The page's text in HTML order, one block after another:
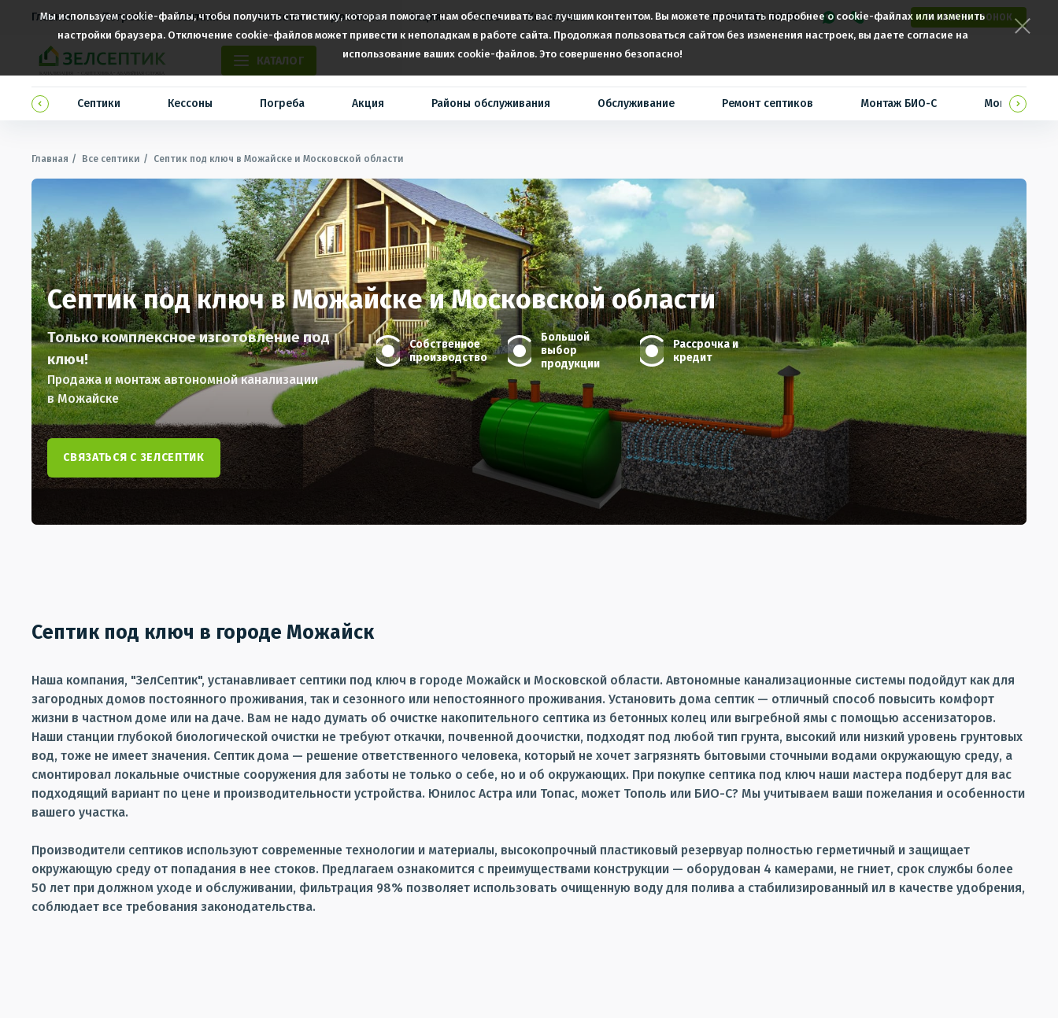
Главная Погреба Септики Кессоны Доставка Акция О нас Контакты +7 499 964 69 68 ЗАКАЗАТЬ ЗВОНОК
КАТАЛОГ
Септики Кессоны Погреба Акция Районы обслуживания Обслуживание Ремонт септиков Монтаж БИО-С Монтаж
Главная Все септики Септик под ключ в Можайске и Московской области
Септик под ключ в Можайске и Московской области
Только комплексное изготовление под
ключ!
Продажа и монтаж автономной канализации
в Можайске
Собственное
производство
Большой
выбор
продукции
Рассрочка и
кредит
СВЯЗАТЬСЯ С ЗЕЛСЕПТИК
Септик под ключ в городе Можайск
Наша компания, "ЗелСептик", устанавливает септики под ключ в городе Можайск и Московской области. Автономные канализационные системы подойдут как для
загородных домов постоянного проживания, так и сезонного или непостоянного проживания. Установить дома септик — отличный способ повысить комфорт
жизни в частном доме или на даче. Вам не надо думать об очистке накопительного септика из бетонных колец или выгребной ямы с помощью ассенизаторов.
Наши станции глубокой биологической очистки не требуют откачки, почвенной доочистки, подходят под любой тип грунта, высокий или низкий уровень грунтовых
вод, тоже не имеет значения. Септик дома — решение ответственного человека, который не хочет загрязнять бытовыми сточными водами окружающую среду, а
смонтировал локальные очистные сооружения для заботы не только о себе, но и об окружающих. При покупке септика под ключ наши мастера подберут для вас
подходящий вариант по цене и производительности устройства. Юнилос Астра или Топас, может Тополь или БИО-С? Мы учитываем ваши пожелания и особенности
вашего участка.
Производители септиков используют современные технологии и материалы, высокопрочный пластиковый резервуар полностью герметичный и защищает
окружающую среду от попадания в нее стоков. Предлагаем ознакомится с преимуществами конструкции — оборудован 4 камерами, не гниет, срок службы более
50 лет при должном уходе и обслуживании, фильтрация 98% позволяет использовать очищенную воду для полива а стабилизированный ил в качестве удобрения,
соблюдает все требования законодательства.
Мы используем cookie-файлы, чтобы получить статистику, которая помогает нам обеспечивать вас лучшим контентом. Вы можете прочитать подробнее о cookie-файлах или изменить
настройки браузера. Отключение cookie-файлов может привести к неполадкам в работе сайта. Продолжая пользоваться сайтом без изменения настроек, вы даете согласие на
использование ваших cookie-файлов. Это совершенно безопасно!